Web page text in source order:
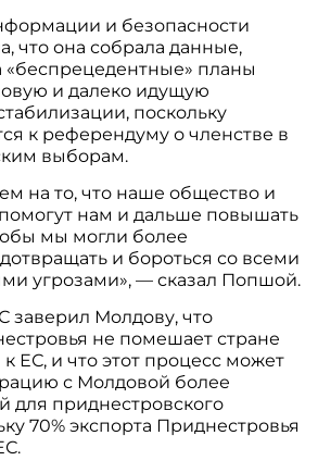
и безопасности
что она собрала данные,
планы
и далеко идущую
поскольку
к референдуму о членстве в
выборам.
на то, что наше общество и
нам и дальше повышать
мы могли более
и бороться со всеми
угрозами», — сказал Попшой.
заверил Молдову, что
не помешает стране
ЕС, и что этот процесс может
с Молдовой более
для приднестровского
70% экспорта Приднестровья